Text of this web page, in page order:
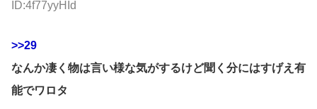
ID:4f77yyHId
>>29
なんか凄く物は言い様な気がするけど聞く分にはすげえ有
能でワロタ